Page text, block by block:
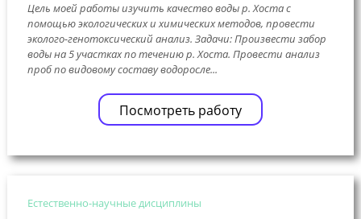
Цель моей работы изучить качество воды р. Хоста с
помощью экологических и химических методов, провести
эколого-генотоксический анализ. Задачи: Произвести забор
воды на 5 участках по течению р. Хоста. Провести анализ
проб по видовому составу водоросле...
Посмотреть работу
Естественно-научные дисциплины